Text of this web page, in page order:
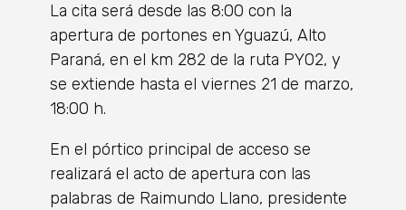
La cita será desde las 8:00 con la
apertura de portones en Yguazú, Alto
Paraná, en el km 282 de la ruta PY02, y
se extiende hasta el viernes 21 de marzo,
18:00 h.
En el pórtico principal de acceso se
realizará el acto de apertura con las
palabras de Raimundo Llano, presidente